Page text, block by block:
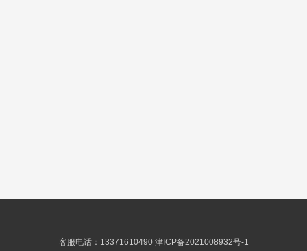
客服电话：13371610490 津ICP备2021008932号-1